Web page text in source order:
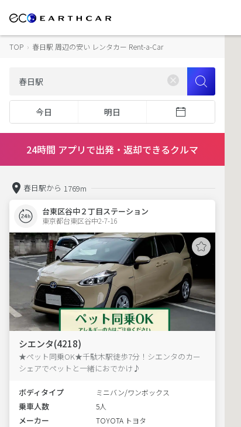
TOP › 春日駅 周辺の安い レンタカー Rent-a-Car
今日 明日
24時間 アプリで出発・返却できるクルマ
春日駅から 1769m
台東区谷中２丁目ステーション
東京都台東区谷中2-7-16
シエンタ(4218)
★ペット同乗OK★千駄木駅徒歩7分！シエンタのカー
シェアでペットと一緒におでかけ♪
ボディタイプ ミニバン/ワンボックス
乗車人数 5人
メーカー TOYOTA トヨタ